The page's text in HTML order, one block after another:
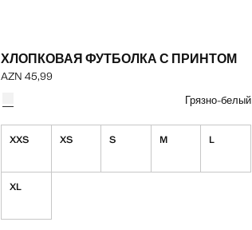
ХЛОПКОВАЯ ФУТБОЛКА С ПРИНТОМ
Текущая цена [AZN 45,99 ]
AZN 45,99
Грязно-белый
XXS XS S M L
XL